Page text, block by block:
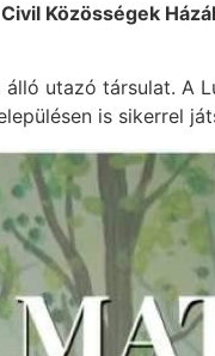
Közösségek
utazó társulat. A
is sikerrel